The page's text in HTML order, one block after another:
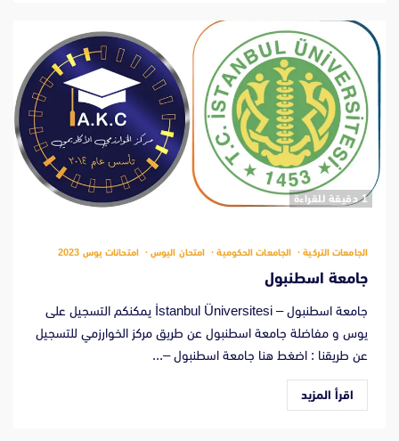
‫1 دقيقة للقراءة
الجامعات التركية الجامعات الحكومية امتحان اليوس امتحانات يوس 2023
جامعة اسطنبول
جامعة اسطنبول – İstanbul Üniversitesi يمكنكم التسجيل على
يوس و مفاضلة جامعة اسطنبول عن طريق مركز الخوارزمي للتسجيل
عن طريقنا : اضغط هنا جامعة اسطنبول –...
اقرأ المزيد